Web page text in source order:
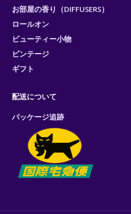
お部屋の香り（DIFFUSERS）
ロールオン
ビューティー小物
ビンテージ
ギフト
配送について
パッケージ追跡